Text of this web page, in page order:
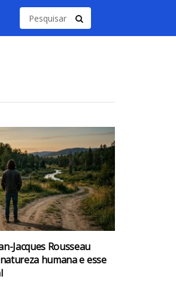
Jacques Rousseau
humana e esse